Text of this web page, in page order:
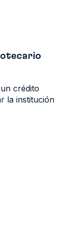
crédito
la institución